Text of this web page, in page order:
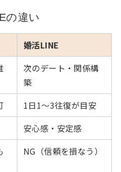
の違い
婚活LINE
次のデート・関係構
築
1日1〜3往復が目安
安心感・安定感
NG（信頼を損なう）